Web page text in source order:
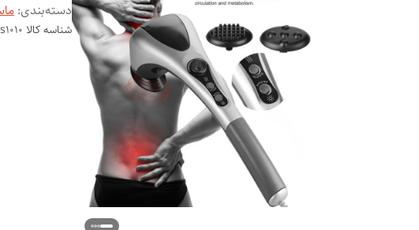
دسته‌بندی:
شناسه کالا